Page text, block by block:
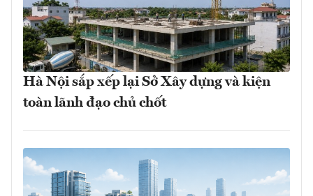
Hà Nội sắp xếp lại Sở Xây dựng và kiện
toàn lãnh đạo chủ chốt